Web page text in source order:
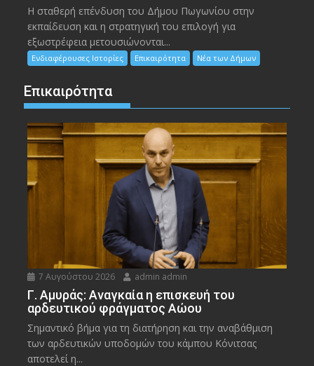
Η σταθερή επένδυση του Δήμου Πωγωνίου στην
εκπαίδευση και η στρατηγική του επιλογή για
εξωστρέφεια μετουσιώνονται...
Ενδιαφέρουσες Ιστορίες Επικαιρότητα Νέα των Δήμων
Επικαιρότητα
7 Αυγούστου 2026 admin admin
Γ. Αμυράς: Αναγκαία η επισκευή του
αρδευτικού φράγματος Αώου
Σημαντικό βήμα για τη διατήρηση και την αναβάθμιση
των αρδευτικών υποδομών του κάμπου Κόνιτσας
αποτελεί η...